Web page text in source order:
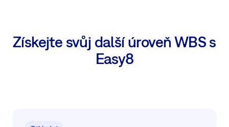
Získejte svůj další úroveň WBS s
Easy8